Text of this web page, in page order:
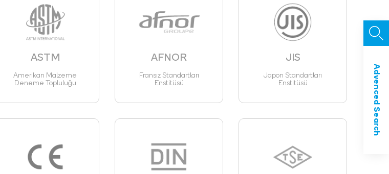
Advenced Search
ASTM
Amerikan Malzeme
Deneme Topluluğu
AFNOR
Fransız Standartları
Enstitüsü
JIS
Japon Standartları
Enstitüsü